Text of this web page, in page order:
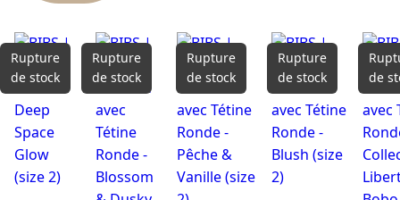
Catégories
Cadeaux &
Occasions
Carte
Cadeau
Dodo &
Confort
Rupture
de stock
Rupture
de stock
Rupture
de stock
Rupture
de stock
de